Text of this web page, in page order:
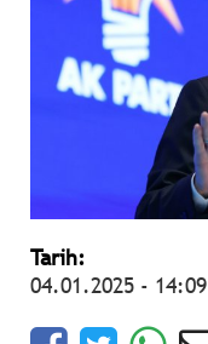
Tarih:
04.01.2025 - 14:09